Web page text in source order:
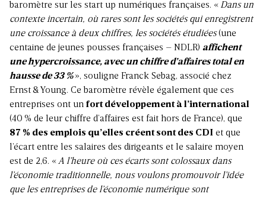
baromètre sur les start up numériques françaises. « Dans un
contexte incertain, où rares sont les sociétés qui enregistrent
une croissance à deux chiffres, les sociétés étudiées(une
centaine de jeunes pousses françaises – NDLR) affichent
une hypercroissance, avec un chiffre d’affaires total en
hausse de 33 %», souligne Franck Sebag, associé chez
Ernst& Young. Ce baromètre révèle également que ces
entreprises ont un fort développement à l’international
(40 % de leur chiffre d’affaires est fait hors de France), que
87 % des emplois qu’elles créent sont des CDI et que
l’écart entre les salaires des dirigeants et le salaire moyen
est de 2,6. «A l’heure où ces écarts sont colossaux dans
l’économie traditionnelle, nous voulons promouvoir l’idée
que les entreprises de l’économie numérique sont